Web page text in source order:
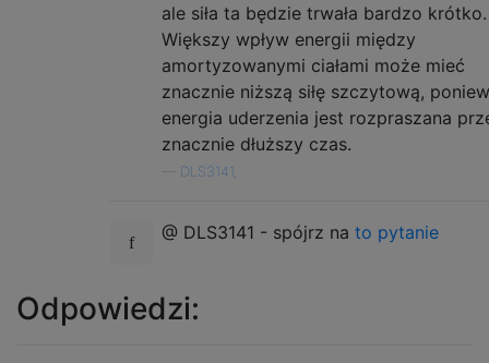
ale siła ta będzie trwała bardzo krótko.
Większy wpływ energii między
amortyzowanymi ciałami może mieć
znacznie niższą siłę szczytową,
energia uderzenia jest rozpraszana
znacznie dłuższy czas.
DLS3141,
@ DLS3141 - spójrz na to pytanie
Odpowiedzi: